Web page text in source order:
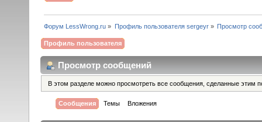
Форум LessWrong.ru » Профиль пользователя sergeyr» Просмотр
Профиль пользователя
Просмотр сообщений
В этом разделе можно просмотреть все сообщения, сделанные этим
Сообщения Темы Вложения